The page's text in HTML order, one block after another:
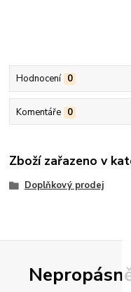
Hodnocení 0
Komentáře 0
Zboží zařazeno v
Doplňkový prodej